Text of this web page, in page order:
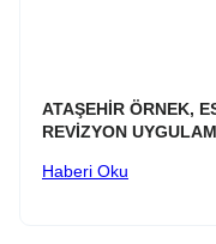
ATAŞEHİR ÖRNEK,
REVİZYON
Haberi Oku